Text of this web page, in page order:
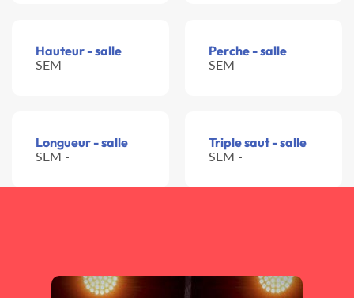
Hauteur - salle
SEM -
Perche - salle
SEM -
Longueur - salle
SEM -
Triple saut - salle
SEM -